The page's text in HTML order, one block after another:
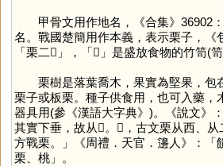
甲骨文用作地名，《合集》36902：
名。戰國楚簡用作本義，表示栗子，《
「栗二𥬹」，「𥬹 」是盛放食物的竹笥(
栗樹是落葉喬木，果實為堅果，包
栗子或板栗。種子供食用，也可入藥，
器具用(參《漢語大字典》)。《說文》
其實下垂，故从𠧪。𣡷，古文栗从西、
方戰栗。」《周禮．天官．籩人》：「
栗、桃」。